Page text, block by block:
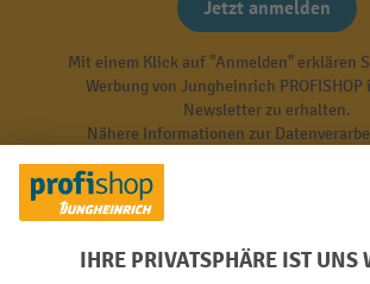
Jetzt anmelden
Mit einem Klick auf "Anmelden" erklären
Werbung von Jungheinrich PROFISHOP
Newsletter zu erhalten.
Nähere Informationen zur